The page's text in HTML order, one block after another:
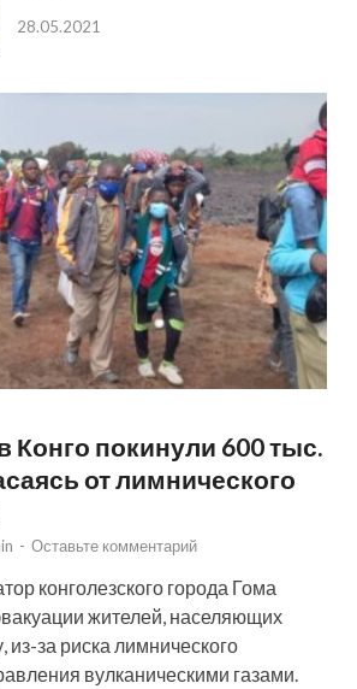
28.05.2021
Конго покинули 600 тыс.
от лимнического
- Оставьте комментарий
конголезского города Гома
жителей, населяющих
из-за риска лимнического
вулканическими газами.